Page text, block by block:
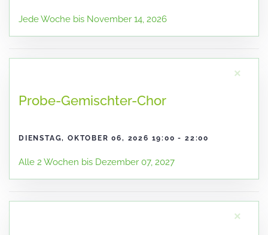
Jede Woche bis November 14, 2026
×
Probe-Gemischter-Chor
DIENSTAG, OKTOBER 06, 2026 19:00 - 22:00
Alle 2 Wochen bis Dezember 07, 2027
×